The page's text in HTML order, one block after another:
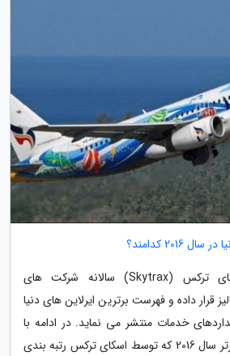
کدامند؟
موسسه تحقیقاتی اسکای ترکس (Skytrax) سالانه شرکت های
قرار داده و فهرست برترین ایرلاین های دنیا
خدمات منتشر می نماید. در ادامه با
فهرست بیست ایرلاین برتر سال 2016 که توسط اسکای ترکس رتبه بندی